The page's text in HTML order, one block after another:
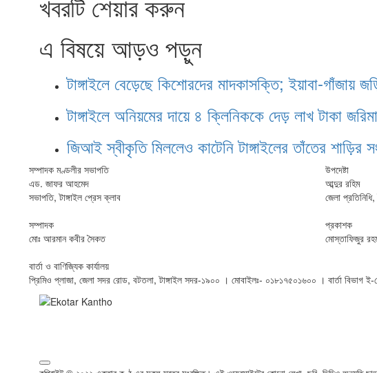
এ বিষয়ে আড়ও পড়ুন
টাঙ্গাইলে বেড়েছে কিশোরদের মাদকাসক্তি; ইয়াবা-গাঁজায়
টাঙ্গাইলে অনিয়মের দায়ে ৪ ক্লিনিককে দেড় লাখ টাকা
জিআই স্বীকৃতি মিললেও কাটেনি টাঙ্গাইলের তাঁতের শাড়ির
সম্পাদক মণ্ডলীর সভাপতি
এড. জাফর আহমেদ
সভাপতি, টাঙ্গাইল প্রেস ক্লাব
উপদেষ্টা
আব্দুর রহিম
জেলা
সম্পাদক
মোঃ আরমান কবীর সৈকত
প্রকাশক
মোস্তাফিজুর
বার্তা ও বাণিজ্যিক কার্যালয়
প্রিমিও প্লাজা, জেলা সদর রোড, বটতলা, টাঙ্গাইল সদর-১৯০০ । মোবাইলঃ- ০১৮১৭৫০১৬০০ । বার্তা